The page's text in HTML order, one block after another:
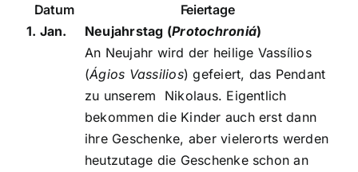
Datum
Feiertage
1. Jan.
Neujahrstag (Protochroniá)
An Neujahr wird der heilige Vassílios
(Ágios Vassilios) gefeiert, das Pendant
zu unserem Nikolaus. Eigentlich
bekommen die Kinder auch erst dann
ihre Geschenke, aber vielerorts werden
heutzutage die Geschenke schon an